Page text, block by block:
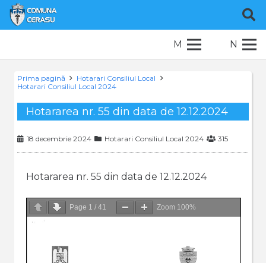
M N
Prima pagină
Hotarari Consiliul Local
Hotarari Consiliul Local 2024
Hotararea nr. 55 din data de 12.12.2024
18 decembrie 2024 Hotarari Consiliul Local 2024 315
Hotararea nr. 55 din data de 12.12.2024
Page 1 / 41 Zoom 100%